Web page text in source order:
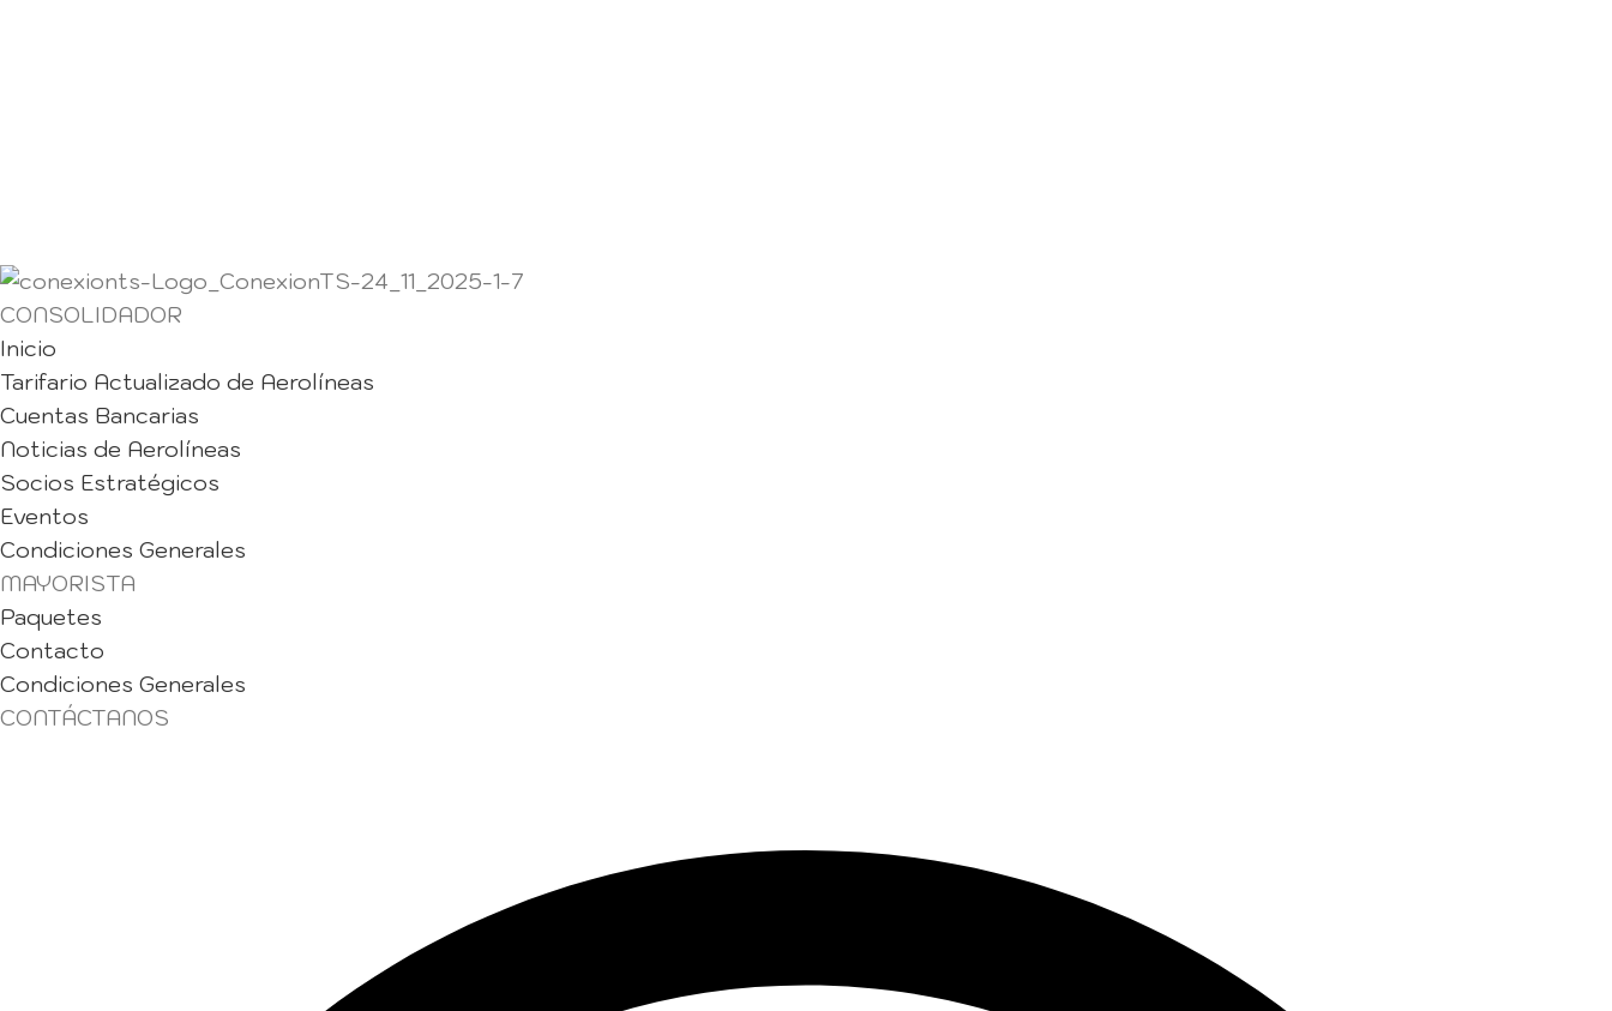
CONSOLIDADOR
Inicio
Tarifario Actualizado de Aerolíneas
Cuentas Bancarias
Noticias de Aerolíneas
Socios Estratégicos
Eventos
Condiciones Generales
MAYORISTA
Paquetes
Contacto
Condiciones Generales
CONTÁCTANOS